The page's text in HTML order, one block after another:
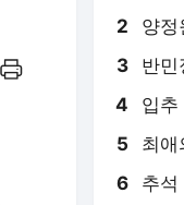
2 양정
4 입추
5 최애
6 추석